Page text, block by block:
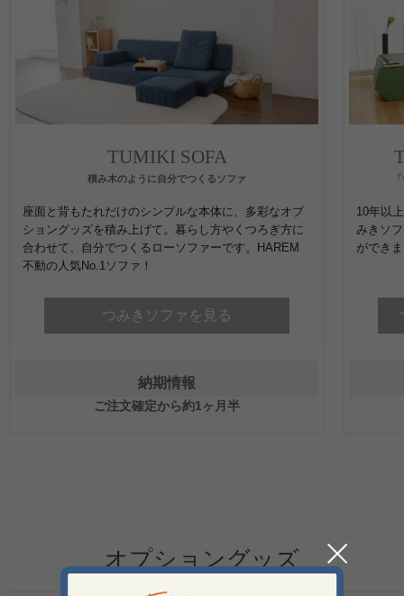
TUMIKI SOFA
積み木のように自分でつくるソファ
座面と背もたれだけのシンプルな本体に、多彩なオプ
ショングッズを積み上げて。暮らし方やくつろぎ方に
合わせて、自分でつくるローソファーです。HAREM
不動の人気No.1ソファ！
つみきソファを見る
納期情報
ご注文確定から約1ヶ月半
10年以
みきソ
ができ
オプショングッズ